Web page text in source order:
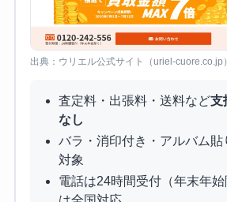
出典：ウリエル公式サイト（uriel-cuore.co.jp）
査定料・出張料・送料など支
なし
バラ・消印付き・アルバム貼
対象
電話は24時間受付（年末年